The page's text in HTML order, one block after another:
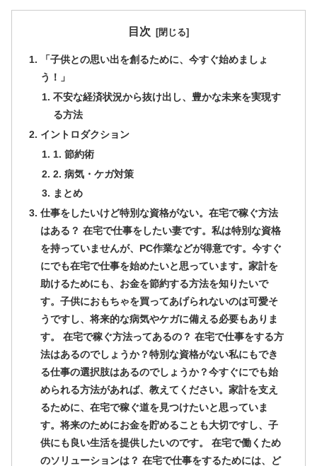
目次
「子供との思い出を創るために、今すぐ始めましょ
う！」
不安な経済状況から抜け出し、豊かな未来を実現す
る方法
イントロダクション
1. 節約術
2. 病気・ケガ対策
まとめ
仕事をしたいけど特別な資格がない。在宅で稼ぐ方法
はある？ 在宅で仕事をしたい妻です。私は特別な資格
を持っていませんが、PC作業などが得意です。今すぐ
にでも在宅で仕事を始めたいと思っています。家計を
助けるためにも、お金を節約する方法を知りたいで
す。子供におもちゃを買ってあげられないのは可愛そ
うですし、将来的な病気やケガに備える必要もありま
す。 在宅で稼ぐ方法ってあるの？ 在宅で仕事をする方
法はあるのでしょうか？特別な資格がない私にもでき
る仕事の選択肢はあるのでしょうか？今すぐにでも始
められる方法があれば、教えてください。家計を支え
るために、在宅で稼ぐ道を見つけたいと思っていま
す。将来のためにお金を貯めることも大切ですし、子
供にも良い生活を提供したいのです。 在宅で働くため
のソリューションは？ 在宅で仕事をするためには、ど